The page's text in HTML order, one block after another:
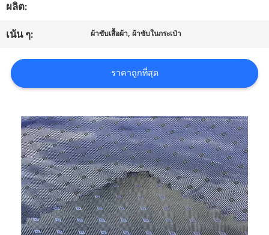
คดี
COMPANY
NEWS
แผนผัง
เว็บไซต์
PRIVACY
POLICY
ผลิต:
เน้น ๆ: ผ้าซับเสื้อผ้า,ผ้าซับในกระเป๋า
ราคาถูกที่สุด